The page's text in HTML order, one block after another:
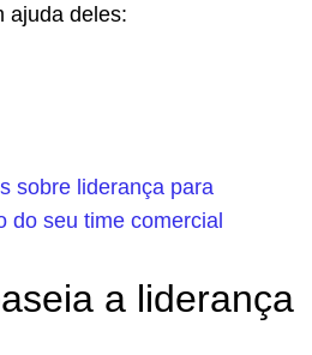
ajuda deles:
sobre liderança para
do seu time comercial
a liderança